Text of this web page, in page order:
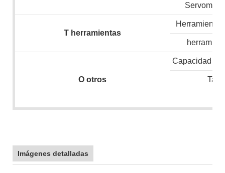
T herramientas
O otros
Capacidad
Imágenes detalladas